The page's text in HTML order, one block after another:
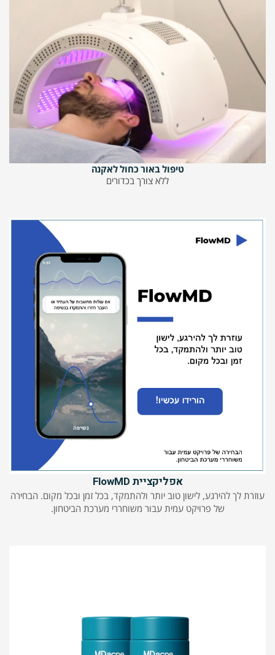
טיפול באור כחול לאקנה
ללא צורך בכדורים
אפליקציית FlowMD
עוזרת לך להירגע, לישון טוב יותר ולהתמקד, בכל זמן ובכל מקום. הבחירה
של פרויקט עמית עבור משוחררי מערכת הביטחון.